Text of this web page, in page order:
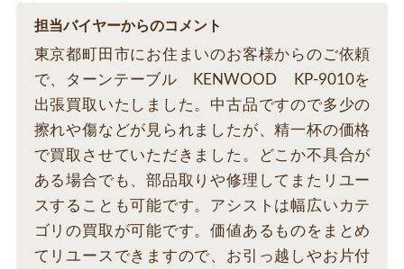
担当バイヤーからのコメント
東京都町田市にお住まいのお客様からのご依頼
で、ターンテーブル KENWOOD KP-9010を
出張買取いたしました。中古品ですので多少の
擦れや傷などが見られましたが、精一杯の価格
で買取させていただきました。どこか不具合が
ある場合でも、部品取りや修理してまたリユー
スすることも可能です。アシストは幅広いカテ
ゴリの買取が可能です。価値あるものをまとめ
てリユースできますので、お引っ越しやお片付